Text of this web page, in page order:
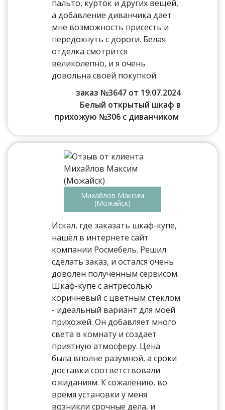
пальто, курток и других вещей,
а добавление диванчика дает
мне возможность присесть и
передохнуть с дороги. Белая
отделка смотрится
великолепно, и я очень
довольна своей покупкой.
заказ №3647 от 19.07.2024
Белый открытый шкаф в
прихожую №306 с диванчиком
Михайлов Максим
(Можайск)
Искал, где заказать шкаф-купе,
нашёл в интернете сайт
компании Росмебель. Решил
сделать заказ, и остался очень
доволен полученным сервисом.
Шкаф-купе с антресолью
коричневый с цветным стеклом
- идеальный вариант для моей
прихожей. Он добавляет много
света в комнату и создает
приятную атмосферу. Цена
была вполне разумной, а сроки
доставки соответствовали
ожиданиям. К сожалению, во
время установки у меня
возникли срочные дела, и